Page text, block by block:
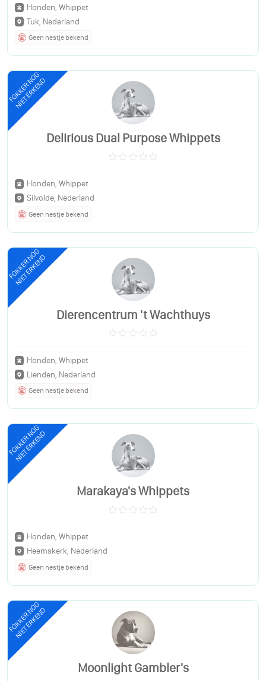
Honden, Whippet
Tuk, Nederland
Geen nestje bekend
FOKKER NOG
NIET ERKEND
Delirious Dual Purpose Whippets
Honden, Whippet
Silvolde, Nederland
Geen nestje bekend
FOKKER NOG
NIET ERKEND
Dierencentrum 't Wachthuys
Honden, Whippet
Lienden, Nederland
Geen nestje bekend
FOKKER NOG
NIET ERKEND
Marakaya's Whippets
Honden, Whippet
Heemskerk, Nederland
Geen nestje bekend
FOKKER NOG
NIET ERKEND
Moonlight Gambler's